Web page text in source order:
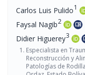
Carlos Luis Pulido1
Faysal Nagib2 menu_book
Didier Higuerey3
Especialista en
Reconstrucción y
Patologías de